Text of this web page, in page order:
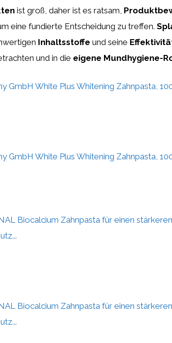
ist groß, daher ist es ratsam,
eine fundierte Entscheidung zu treffen.
Inhaltsstoffe und seine
und in die eigene Mundhygiene-
GmbH White Plus Whitening Zahnpasta,
GmbH White Plus Whitening Zahnpasta,
Biocalcium Zahnpasta für einen
Biocalcium Zahnpasta für einen